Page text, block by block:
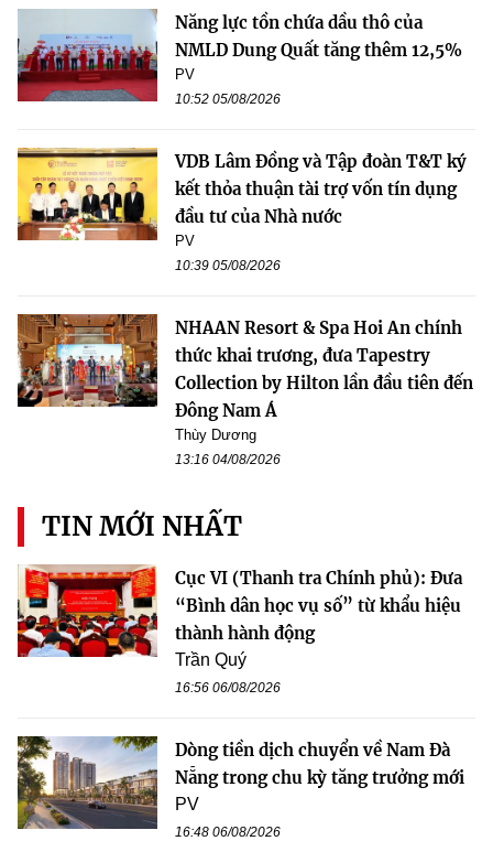
Năng lực tồn chứa dầu thô của
NMLD Dung Quất tăng thêm 12,5%
PV
10:52 05/08/2026
VDB Lâm Đồng và Tập đoàn T&T ký
kết thỏa thuận tài trợ vốn tín dụng
đầu tư của Nhà nước
PV
10:39 05/08/2026
NHAAN Resort & Spa Hoi An chính
thức khai trương, đưa Tapestry
Collection by Hilton lần đầu tiên đến
Đông Nam Á
Thùy Dương
13:16 04/08/2026
TIN MỚI NHẤT
Cục VI (Thanh tra Chính phủ): Đưa
“Bình dân học vụ số” từ khẩu hiệu
thành hành động
Trần Quý
16:56 06/08/2026
Dòng tiền dịch chuyển về Nam Đà
Nẵng trong chu kỳ tăng trưởng mới
PV
16:48 06/08/2026